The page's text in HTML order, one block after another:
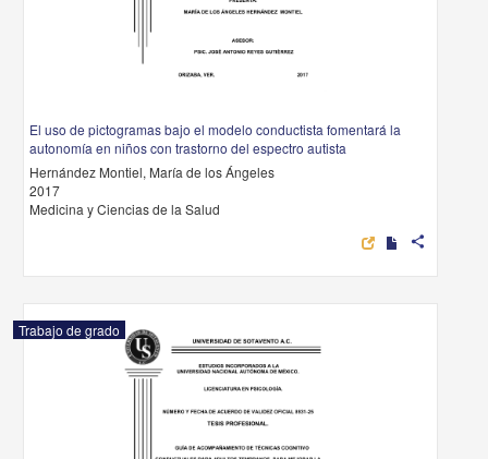
El uso de pictogramas bajo el modelo conductista fomentará la
autonomía en niños con trastorno del espectro autista
Hernández Montiel, María de los Ángeles
2017
Medicina y Ciencias de la Salud
share
Trabajo de grado